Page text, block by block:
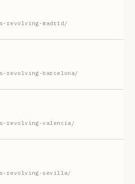
revolving-madrid/
revolving-barcelona/
revolving-valencia/
revolving-sevilla/